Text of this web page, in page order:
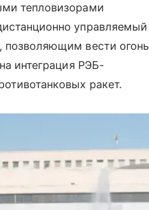
тепловизорами
управляемый
вести огонь
интеграция РЭБ-
ракет.